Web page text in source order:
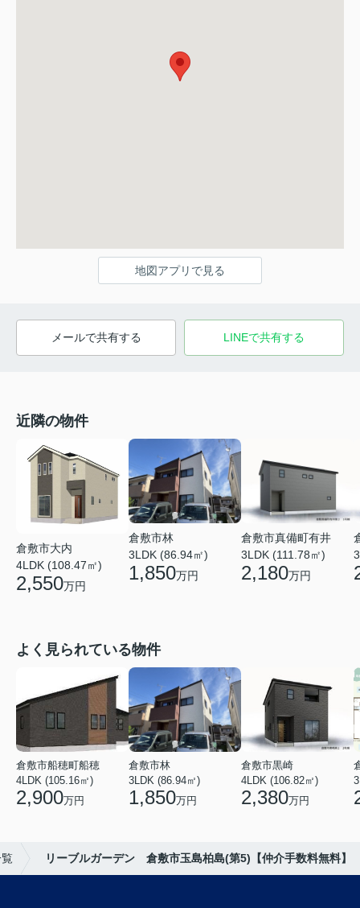
地図アプリで見る
メールで共有する LINEで共有する
近隣の物件
倉敷市大内
4LDK (108.47㎡)
2,550万円
倉敷市林
3LDK (86.94㎡)
1,850万円
倉敷市真備町有井
3LDK (111.78㎡)
2,180万円
よく見られている物件
倉敷市船穂町船穂
4LDK (105.16㎡)
2,900万円
倉敷市林
3LDK (86.94㎡)
1,850万円
倉敷市黒崎
4LDK (106.82㎡)
2,380万円
リーブルガーデン 倉敷市玉島柏島(第5)【仲介手数料無料】